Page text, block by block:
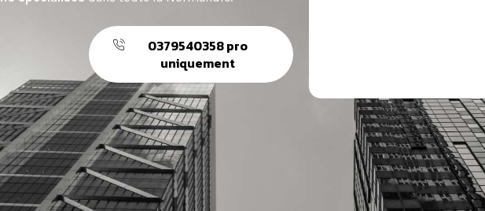
0379540358 pro
uniquement